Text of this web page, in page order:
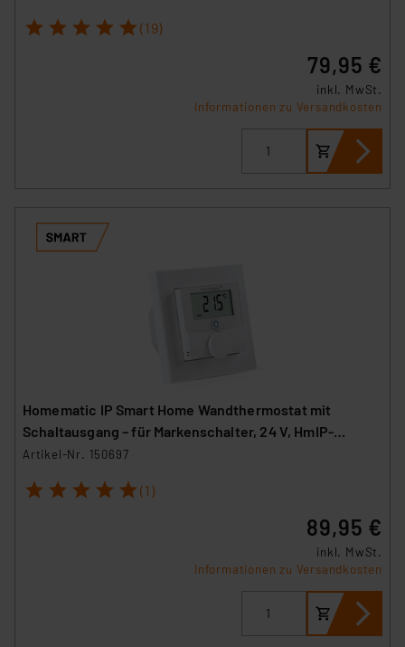
1 2 3 4 5 (19)
79,95 €
inkl. MwSt.
Informationen zu Versandkosten
Homematic IP Smart Home Wandthermostat mit
Schaltausgang – für Markenschalter, 24 V, HmIP-
BWTH24
Artikel-Nr. 150697
1 2 3 4 5 (1)
89,95 €
inkl. MwSt.
Informationen zu Versandkosten